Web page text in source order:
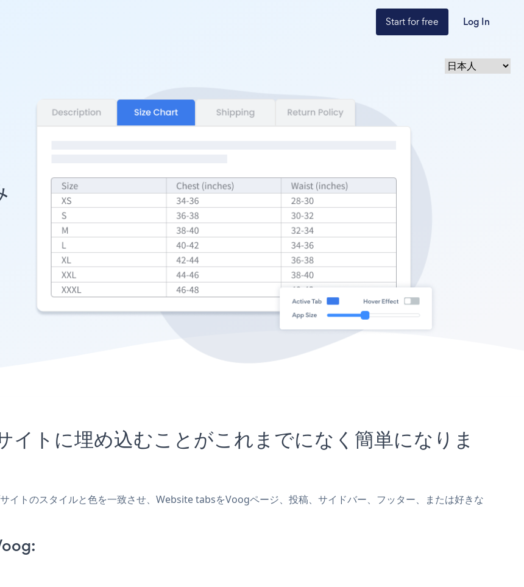
Start for free Log In
トに埋め込むことがこれまでになく簡単になりま
イトのスタイルと色を一致させ、Website tabsをVoogページ、投稿、サイドバー、フッター、または好きな